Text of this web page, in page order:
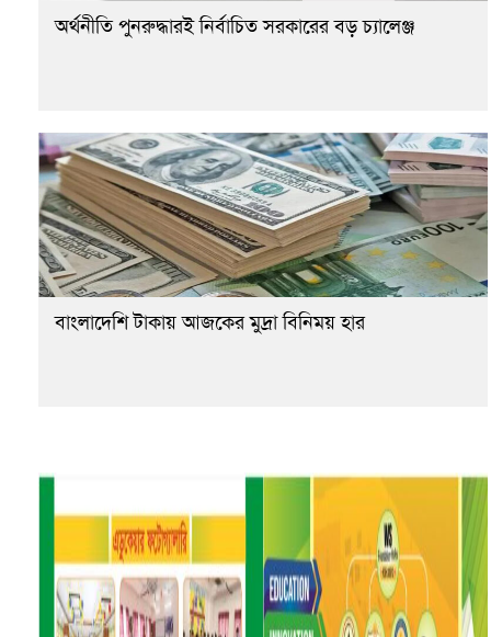
অর্থনীতি পুনরুদ্ধারই নির্বাচিত সরকারের বড় চ্যালেঞ্জ
বাংলাদেশি টাকায় আজকের মুদ্রা বিনিময় হার